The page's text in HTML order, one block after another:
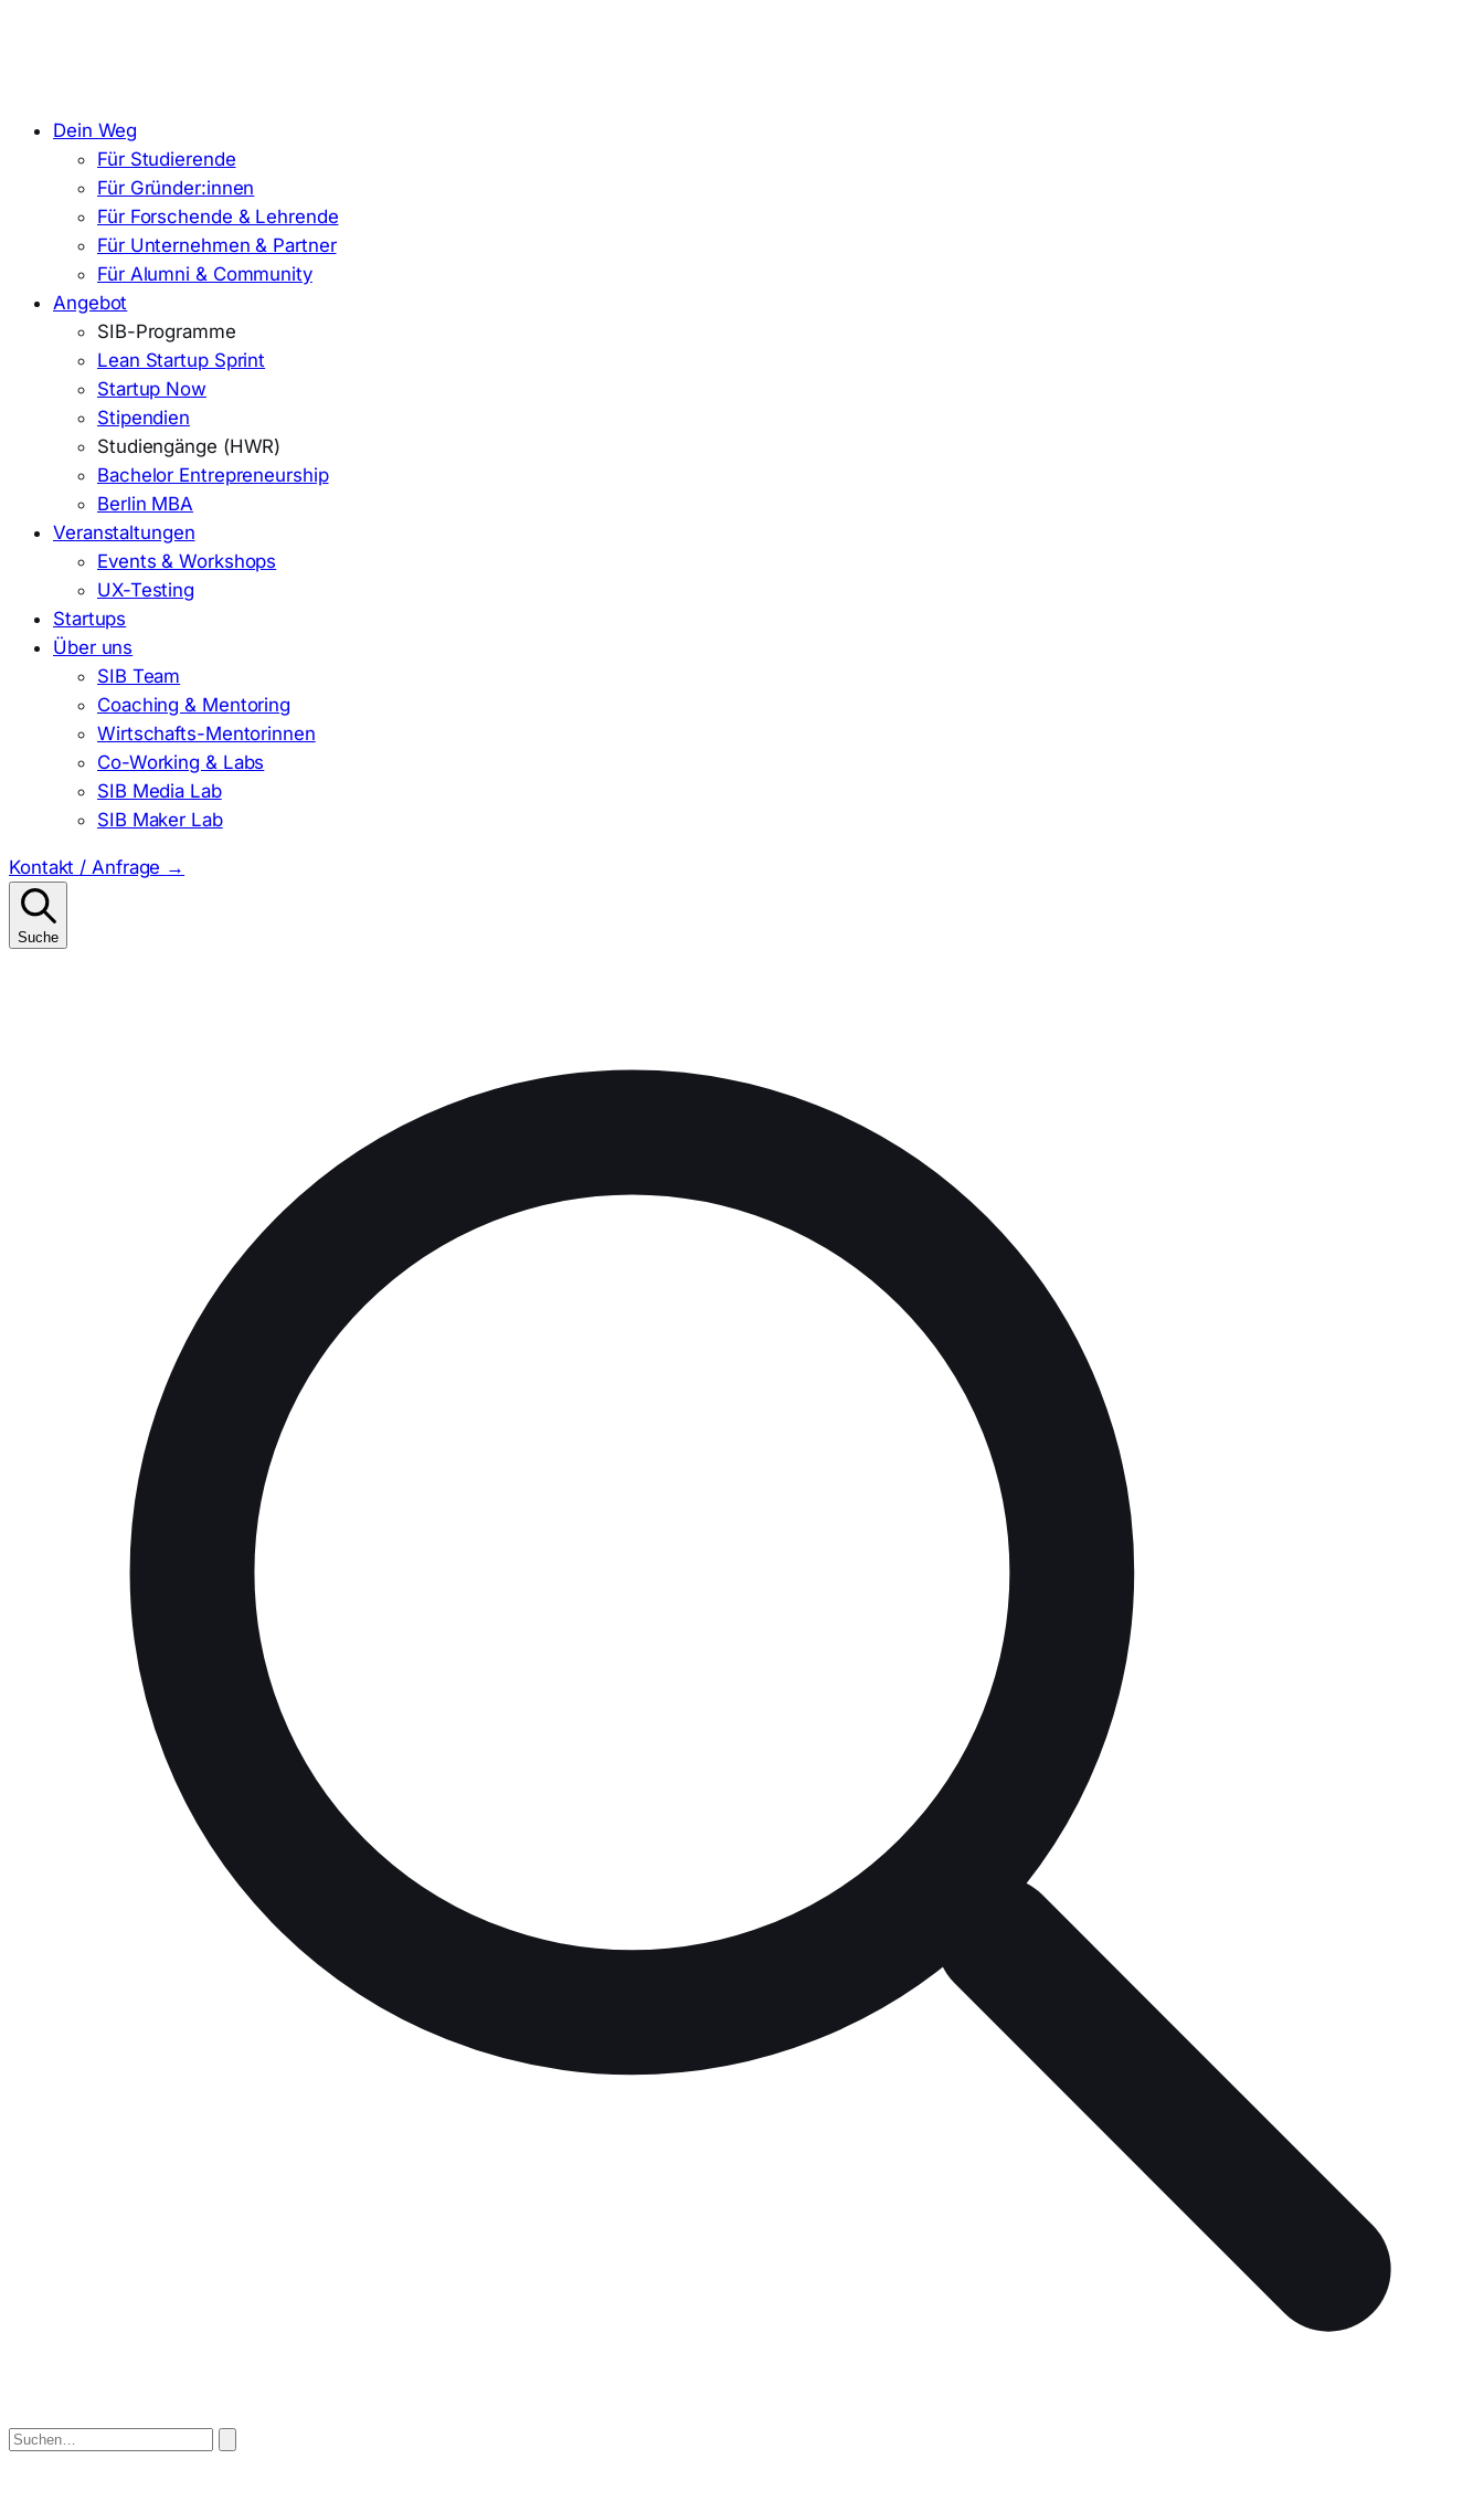
Dein Weg
Für Studierende
Für Gründer:innen
Für Forschende & Lehrende
Für Unternehmen & Partner
Für Alumni & Community
Angebot
SIB-Programme
Lean Startup Sprint
Startup Now
Stipendien
Studiengänge (HWR)
Bachelor Entrepreneurship
Berlin MBA
Veranstaltungen
Events & Workshops
UX-Testing
Startups
Über uns
SIB Team
Coaching & Mentoring
Wirtschafts-Mentorinnen
Co-Working & Labs
SIB Media Lab
SIB Maker Lab
Kontakt / Anfrage →
Suche